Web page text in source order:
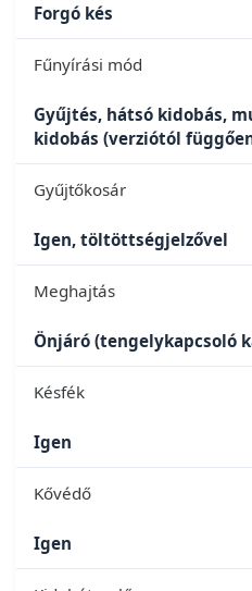
Forgó kés
Fűnyírási mód
Gyűjtés, hátsó kidobás,
kidobás (verziótól
Gyűjtőkosár
Igen, töltöttségjelzővel
Meghajtás
Önjáró (tengelykapcsoló
Késfék
Igen
Kővédő
Igen